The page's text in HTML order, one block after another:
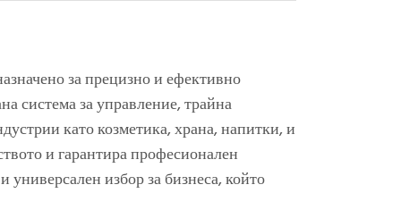
за прецизно и ефективно
система за управление, трайна
като козметика, храна, напитки, и
и гарантира професионален
избор за бизнеса, който